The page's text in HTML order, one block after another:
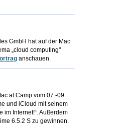
GmbH hat auf der Mac
„cloud computing"
anschauen.
at Camp vom 07.-09.
und iCloud mit seinem
im Internet!“. Außerdem
6.5.2 S zu gewinnen.